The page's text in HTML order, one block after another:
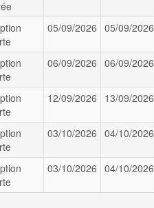
05/09/2026 05/09/2026
06/09/2026 06/09/2026
12/09/2026 13/09/2026
03/10/2026 04/10/2026
03/10/2026 04/10/2026